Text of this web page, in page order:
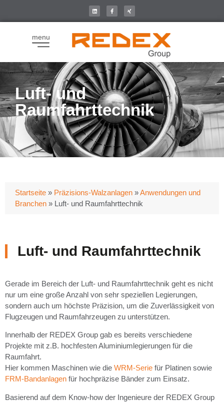
menu
Luft- und
Raumfahrttechnik
Startseite » Präzisions-Walzanlagen »Anwendungen und
Branchen » Luft- und Raumfahrttechnik
Luft- und Raumfahrttechnik
Gerade im Bereich der Luft- und Raumfahrttechnik geht es nicht
nur um eine große Anzahl von sehr speziellen Legierungen,
sondern auch um höchste Präzision, um die Zuverlässigkeit von
Flugzeugen und Raumfahrzeugen zu unterstützen.
Innerhalb der REDEX Group gab es bereits verschiedene
Projekte mit z.B. hochfesten Aluminiumlegierungen für die
Raumfahrt.
Hier kommen Maschinen wie die WRM-Serie für Platinen sowie
FRM-Bandanlagen für hochpräzise Bänder zum Einsatz.
Basierend auf dem Know-how der Ingenieure der REDEX Group